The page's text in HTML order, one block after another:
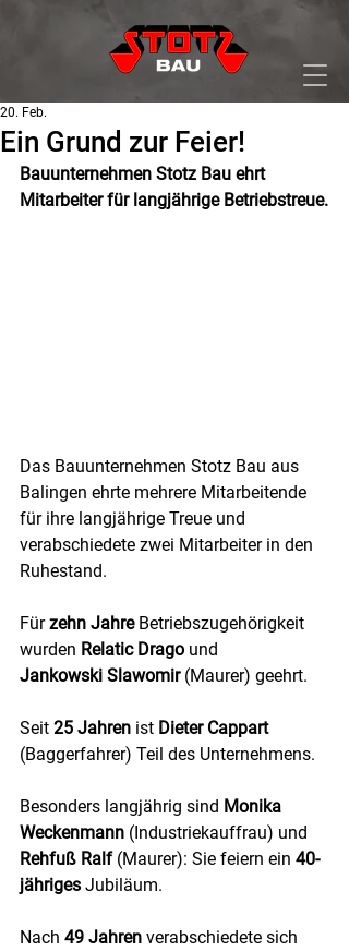
Ein Grund zur Feier!
20. Feb.
Bauunternehmen Stotz Bau ehrt
Mitarbeiter für langjährige Betriebstreue.
Das Bauunternehmen Stotz Bau aus
Balingen ehrte mehrere Mitarbeitende
für ihre langjährige Treue und
verabschiedete zwei Mitarbeiter in den
Ruhestand.
Für zehn Jahre Betriebszugehörigkeit
wurden Relatic Drago und
Jankowski Slawomir (Maurer) geehrt.
Seit 25 Jahren ist Dieter Cappart
(Baggerfahrer) Teil des Unternehmens.
Besonders langjährig sind Monika
Weckenmann (Industriekauffrau) und
Rehfuß Ralf (Maurer): Sie feiern ein 40-
jähriges Jubiläum.
Nach 49 Jahren verabschiedete sich